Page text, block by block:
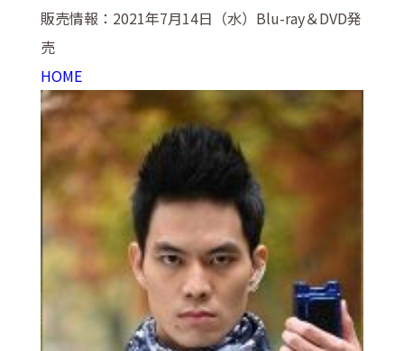
販売情報：2021年7月14日（水）Blu-ray＆DVD発
売
HOME